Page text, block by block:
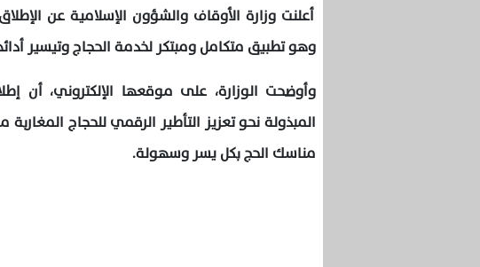
أعلنت وزارة الأوقاف والشؤون الإسلامية عن
وهو تطبيق متكامل ومبتكر لخدمة الحجاج وتيسير
وأوضحت الوزارة، على موقعها الإلكتروني، أن
المبذولة نحو تعزيز التأطير الرقمي للحجاج
مناسك الحج بكل يسر وسهولة.